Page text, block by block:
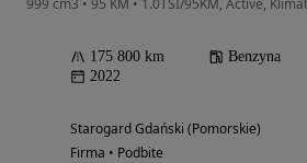
175 800 km Benzyna
2022
Starogard Gdański (Pomorskie)
Firma • Podbite